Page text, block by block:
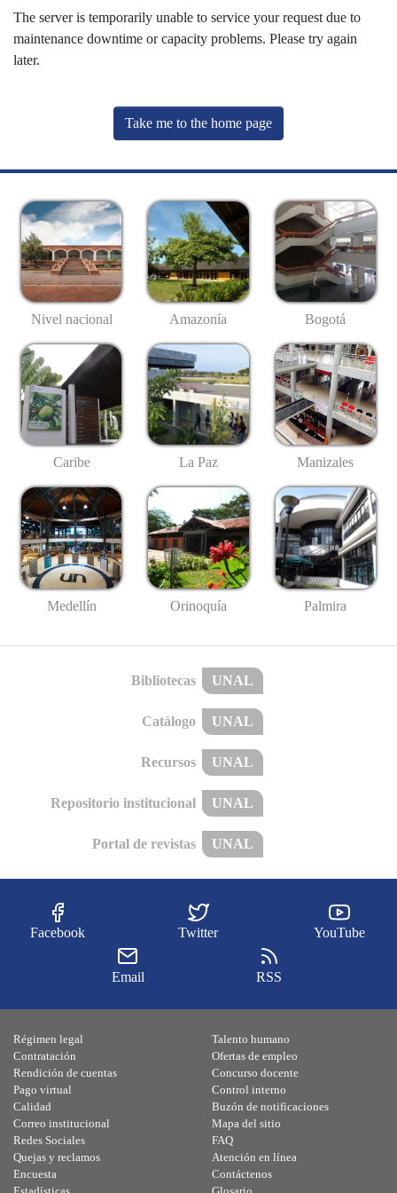
The server is temporarily unable to service your request due to
maintenance downtime or capacity problems. Please try again
later.
Take me to the home page
Nivel nacional Amazonía Bogotá
Caribe La Paz Manizales
Medellín Orinoquía Palmira
Bibliotecas UNAL
Catálogo UNAL
Recursos UNAL
Repositorio institucional UNAL
Portal de revistas UNAL
Facebook Twitter YouTube
Email RSS
Régimen legal
Contratación
Rendición de cuentas
Pago virtual
Calidad
Talento humano
Ofertas de empleo
Concurso docente
Control interno
Buzón de notificaciones
Correo institucional
Redes Sociales
Quejas y reclamos
Encuesta
Mapa del sitio
FAQ
Atención en línea
Contáctenos